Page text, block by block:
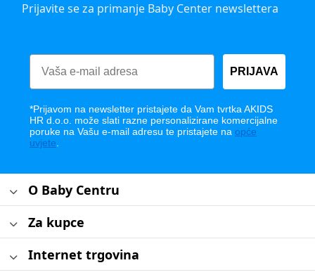
Prijavite se za primanje Baby Center newslettera
PRIJAVA
*Prijavom na newsletter pristajete da Vam tvrtka AKIDS
HR d.o.o. može slati razne personalizirane komercijalne
poruke na Vašu e-mail adresu te pristajete na opće
uvjete
O Baby Centru
Za kupce
Internet trgovina